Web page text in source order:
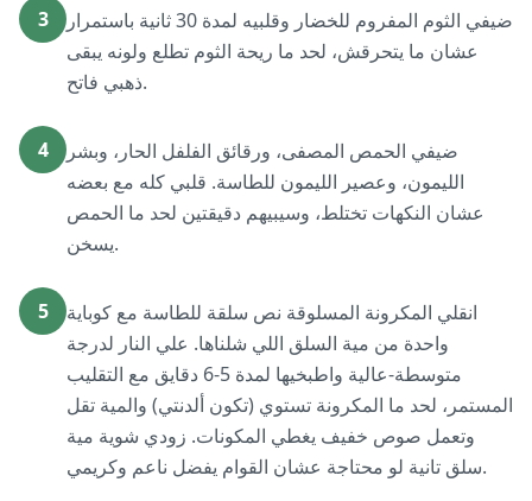
3
ضيفي الثوم المفروم للخضار وقلبيه لمدة 30 ثانية باستمرار
عشان ما يتحرقش، لحد ما ريحة الثوم تطلع ولونه يبقى
ذهبي فاتح.
4
ضيفي الحمص المصفى، ورقائق الفلفل الحار، وبشر
الليمون، وعصير الليمون للطاسة. قلبي كله مع بعضه
عشان النكهات تختلط، وسيبيهم دقيقتين لحد ما الحمص
يسخن.
5
انقلي المكرونة المسلوقة نص سلقة للطاسة مع كوباية
واحدة من مية السلق اللي شلناها. علي النار لدرجة
متوسطة-عالية واطبخيها لمدة 5-6 دقايق مع التقليب
المستمر، لحد ما المكرونة تستوي (تكون ألدنتي) والمية تقل
وتعمل صوص خفيف يغطي المكونات. زودي شوية مية
سلق تانية لو محتاجة عشان القوام يفضل ناعم وكريمي.